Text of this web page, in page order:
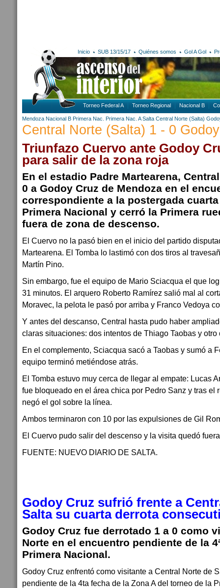
Inicio SUB 13/15/17 Quiénes somos Gol A Gol
Torneo Federal A Torneo Regional Nacional B
Mendoza Nacional B Primera Nac. Primera Nac. A Salta Central Norte (Salta)
Central Norte (Salta) 1 - 0
Triunfazo Cuervo ante Godoy
para salir de la zona roja
En el estadio Padre Martearena,
0 a Godoy Cruz de Mendoza en el
correspondiente a la postergada
Primera Nacional y cerró la Primera
fuera de zona de descenso.
El Cuervo no la pasó bien en el inicio del partido
Martearena. El Tomba lo lastimó con dos tiros al
Martín Pino.
Sin embargo, fue el equipo de Mario Sciacqua el que
31 minutos. El arquero Roberto Ramírez salió mal al
Moravec, la pelota le pasó por arriba y Franco Vedoya
Y antes del descanso, Central hasta pudo haber
claras situaciones: dos intentos de Thiago Taobas y otro
En el complemento, Sciacqua sacó a Taobas y sumó a
equipo terminó metiéndose atrás.
El Tomba estuvo muy cerca de llegar al empate: Lucas
fue bloqueado en el área chica por Pedro Sanz y tras el
negó el gol sobre la línea.
Ambos terminaron con 10 por las expulsiones de Gil
El Cuervo pudo salir del descenso y la visita quedó
FUENTE: NUEVO DIARIO DE SALTA.
Godoy Cruz sufrió frente a
Salta su cuarta derrota
Godoy Cruz fue derrotado 1 a 0 como
Norte en el encuentro pendiente de la
Primera Nacional.
Godoy Cruz enfrentó como visitante a Central Norte de
pendiente de la 4ta fecha de la Zona A del torneo de la